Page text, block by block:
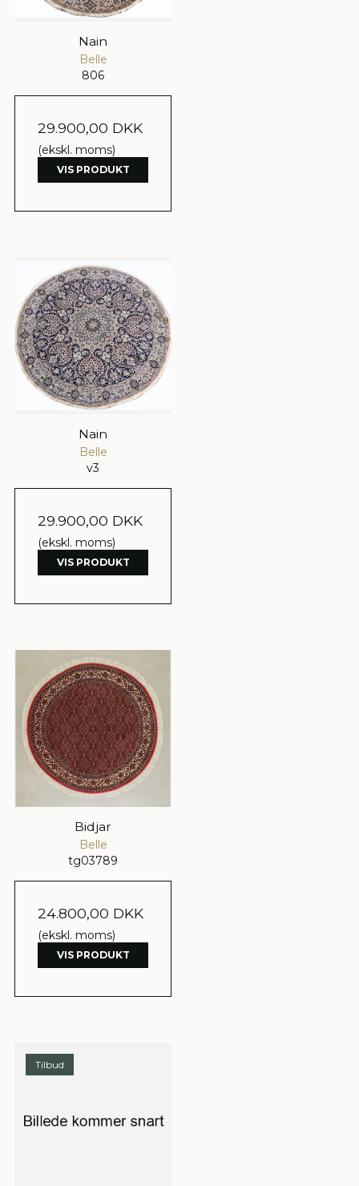
Nain
Belle
806
29.900,00 DKK
(ekskl. moms)
VIS PRODUKT
Nain
Belle
v3
29.900,00 DKK
(ekskl. moms)
VIS PRODUKT
Bidjar
Belle
tg03789
24.800,00 DKK
(ekskl. moms)
VIS PRODUKT
Tilbud